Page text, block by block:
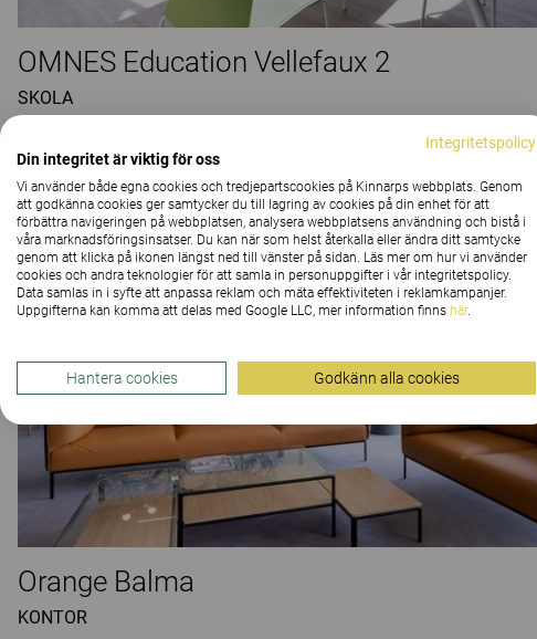
OMNES Education Vellefaux 2
SKOLA
Orange Balma
KONTOR
Integritetspolicy
Din integritet är viktig för oss
Vi använder både egna cookies och tredjepartscookies på Kinnarps webbplats. Genom
att godkänna cookies ger samtycker du till lagring av cookies på din enhet för att
förbättra navigeringen på webbplatsen, analysera webbplatsens användning och bistå i
våra marknadsföringsinsatser. Du kan när som helst återkalla eller ändra ditt samtycke
genom att klicka på ikonen längst ned till vänster på sidan. Läs mer om hur vi använder
cookies och andra teknologier för att samla in personuppgifter i vår integritetspolicy.
Data samlas in i syfte att anpassa reklam och mäta effektiviteten i reklamkampanjer.
Uppgifterna kan komma att delas med Google LLC, mer information finns här.
Hantera cookies Godkänn alla cookies